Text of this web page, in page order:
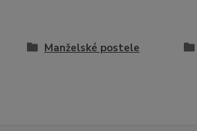
Manželské postele